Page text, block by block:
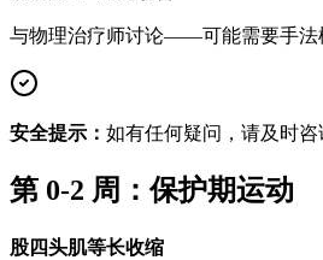
与物理治疗师讨论——可能需要手法
安全提示： 如有任何疑问，请及时咨
第 0-2 周：保护期运动
股四头肌等长收缩